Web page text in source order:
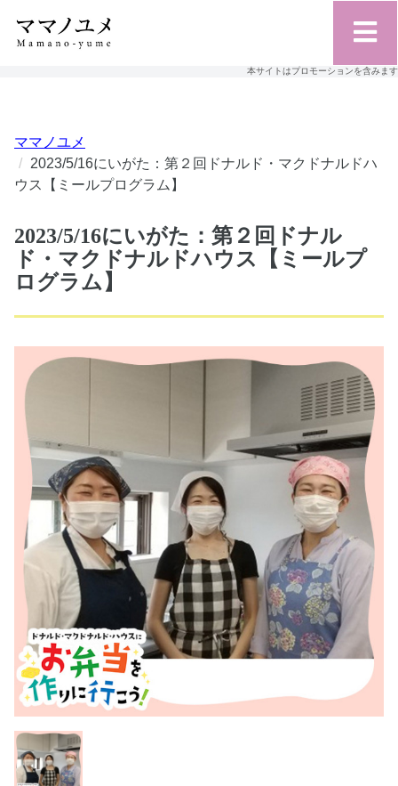
本サイトはプロモーションを含みます
ママノユメ
2023/5/16にいがた：第２回ドナルド・マクドナルドハ
ウス【ミールプログラム】
2023/5/16にいがた：第２回ドナル
ド・マクドナルドハウス【ミールプ
ログラム】